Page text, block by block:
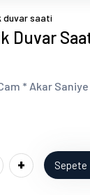
duvar saati
Duvar
* Akar
+ Sepete